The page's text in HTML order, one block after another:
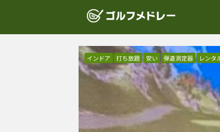
インドア 打ち放題 安い 弾道測定器 レンタ